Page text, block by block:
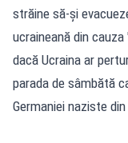
străine să-și
ucraineană din
dacă Ucraina ar
parada de sâmbătă
Germaniei naziste din